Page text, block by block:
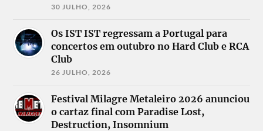
30 JULHO, 2026
Os IST IST regressam a Portugal para
concertos em outubro no Hard Club e RCA
Club
26 JULHO, 2026
Festival Milagre Metaleiro 2026 anunciou
o cartaz final com Paradise Lost,
Destruction, Insomnium